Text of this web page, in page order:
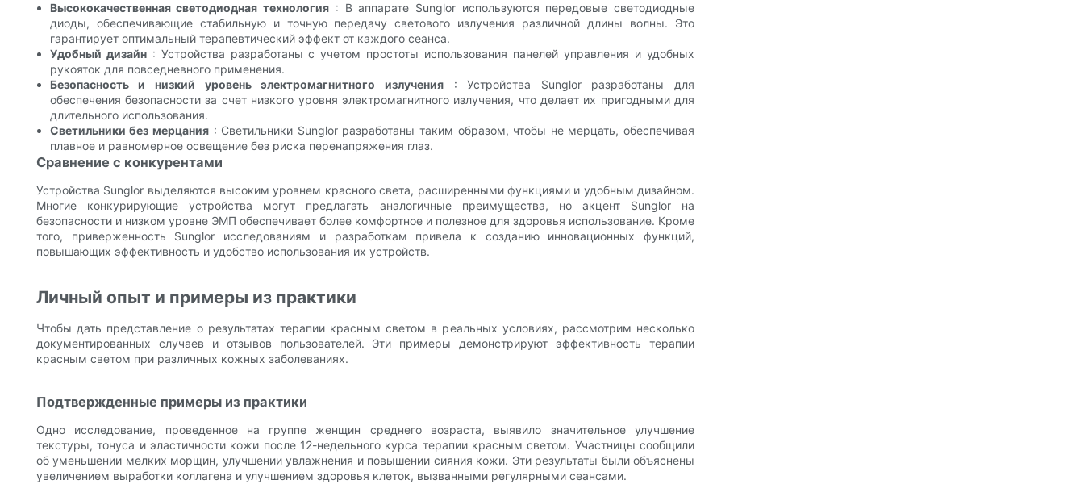
Высококачественная светодиодная технология : В аппарате Sunglor используются передовые светодиодные
диоды, обеспечивающие стабильную и точную передачу светового излучения различной длины волны. Это
гарантирует оптимальный терапевтический эффект от каждого сеанса.
Удобный дизайн: Устройства разработаны с учетом простоты использования панелей управления и удобных
рукояток для повседневного применения.
Безопасность и низкий уровень электромагнитного излучения: Устройства Sunglor разработаны для
обеспечения безопасности за счет низкого уровня электромагнитного излучения, что делает их пригодными для
длительного использования.
Светильники без мерцания : Светильники Sunglor разработаны таким образом, чтобы не мерцать, обеспечивая
плавное и равномерное освещение без риска перенапряжения глаз.
Сравнение с конкурентами
Устройства Sunglor выделяются высоким уровнем красного света, расширенными функциями и удобным дизайном.
Многие конкурирующие устройства могут предлагать аналогичные преимущества, но акцент Sunglor на
безопасности и низком уровне ЭМП обеспечивает более комфортное и полезное для здоровья использование. Кроме
того, приверженность Sunglor исследованиям и разработкам привела к созданию инновационных функций,
повышающих эффективность и удобство использования их устройств.
Личный опыт и примеры из практики
Чтобы дать представление о результатах терапии красным светом в реальных условиях, рассмотрим несколько
документированных случаев и отзывов пользователей. Эти примеры демонстрируют эффективность терапии
красным светом при различных кожных заболеваниях.
Подтвержденные примеры из практики
Одно исследование, проведенное на группе женщин среднего возраста, выявило значительное улучшение
текстуры, тонуса и эластичности кожи после 12-недельного курса терапии красным светом. Участницы сообщили
об уменьшении мелких морщин, улучшении увлажнения и повышении сияния кожи. Эти результаты были объяснены
увеличением выработки коллагена и улучшением здоровья клеток, вызванными регулярными сеансами.